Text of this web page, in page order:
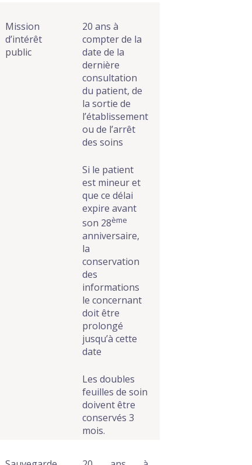
Mission
d’intérêt
public
20 ans à
compter de la
date de la
dernière
consultation
du patient, de
la sortie de
l’établissement
ou de l’arrêt
des soins
Si le patient
est mineur et
que ce délai
expire avant
son 28ème
anniversaire,
la
conservation
des
informations
le concernant
doit être
prolongé
jusqu’à cette
date
Les doubles
feuilles de soin
doivent être
conservés 3
mois.